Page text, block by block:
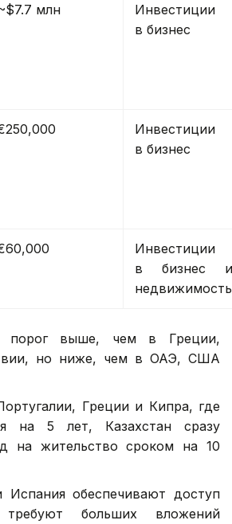
млн
Инвестиции
в бизнес
Инвестиции
в бизнес
Инвестиции
в бизнес
недвижимость
порог выше, чем в Греции,
но ниже, чем в ОАЭ, США
Греции и Кипра, где
на 5 лет, Казахстан сразу
на жительство сроком на 10
Испания обеспечивают доступ
больших вложений